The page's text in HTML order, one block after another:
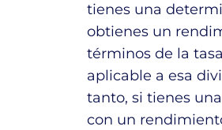
tienes una
obtienes un
términos de la
aplicable a esa
tanto, si tienes
con un